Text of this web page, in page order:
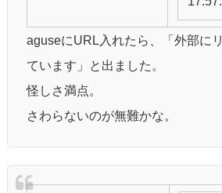
aguseにURL入れたら、「外部に
ています」と出ました。
怪しさ満点。
さわらないのが無難かな。